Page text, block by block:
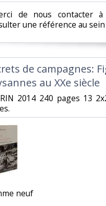
de nous contacter
une référence au
de campagnes:
au XXe siècle‎
2014 240 pages 13
neuf‎